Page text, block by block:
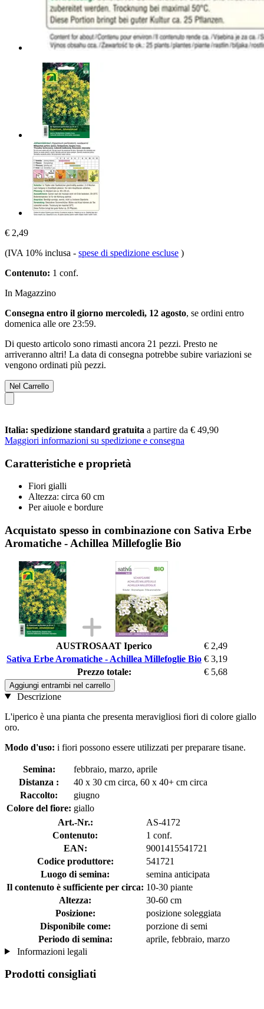
€ 2,49
(IVA 10% inclusa - spese di spedizione escluse )
Contenuto: 1 conf.
In Magazzino
Consegna entro il giorno mercoledì, 12 agosto, se ordini entro
domenica alle ore 23:59.
Di questo articolo sono rimasti ancora 21 pezzi. Presto ne
arriveranno altri! La data di consegna potrebbe subire variazioni se
vengono ordinati più pezzi.
Nel Carrello
Italia: spedizione standard gratuita a partire da € 49,90
Maggiori informazioni su spedizione e consegna
Caratteristiche e proprietà
Fiori gialli
Altezza: circa 60 cm
Per aiuole e bordure
Acquistato spesso in combinazione con Sativa Erbe
Aromatiche - Achillea Millefoglie Bio
AUSTROSAAT Iperico
€ 2,49
Sativa Erbe Aromatiche - Achillea Millefoglie Bio € 3,19
Prezzo totale:
€ 5,68
Aggiungi entrambi nel carrello
Descrizione
L'iperico è una pianta che presenta meravigliosi fiori di colore giallo
oro.
Modo d'uso: i fiori possono essere utilizzati per preparare tisane.
Semina:
febbraio, marzo, aprile
Distanza :
40 x 30 cm circa, 60 x 40+ cm circa
Raccolto:
giugno
Colore del fiore: giallo
Art.-Nr.:
AS-4172
Contenuto:
1 conf.
EAN:
9001415541721
Codice produttore:
541721
Luogo di semina:
semina anticipata
Il contenuto è sufficiente per circa: 10-30 piante
Altezza:
30-60 cm
Posizione:
posizione soleggiata
Disponibile come:
porzione di semi
Periodo di semina:
aprile, febbraio, marzo
Informazioni legali
Prodotti consigliati